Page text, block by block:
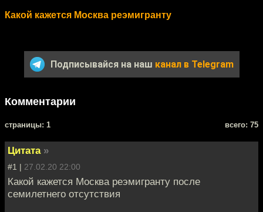
Какой кажется Москва реэмигранту
Подписывайся на наш канал в Telegram
Комментарии
cтраницы: 1 всего: 75
Цитата »
#1 | 27.02.20 22:00
Какой кажется Москва реэмигранту после
семилетнего отсутствия